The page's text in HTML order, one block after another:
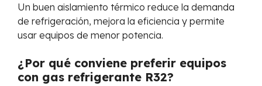
Un buen aislamiento térmico reduce la demanda
de refrigeración, mejora la eficiencia y permite
usar equipos de menor potencia.
¿Por qué conviene preferir equipos
con gas refrigerante R32?